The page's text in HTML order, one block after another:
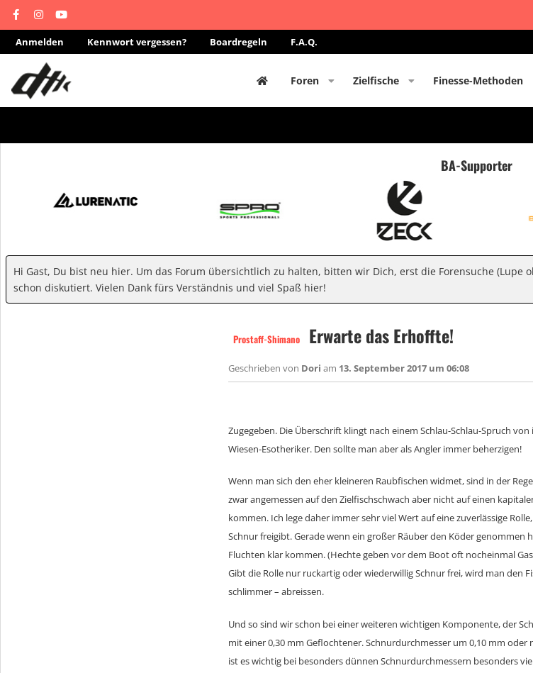
Anmelden Kennwort vergessen? Boardregeln F.A.Q.
Foren Zielfische Finesse-Methoden
BA-Supporter
Hi Gast, Du bist neu hier. Um das Forum übersichtlich zu halten, bitten wir Dich, erst die Forensuche
schon diskutiert. Vielen Dank fürs Verständnis und viel Spaß hier!
Prostaff-Shimano Erwarte das Erhoffte!
Geschrieben von Dori am 13. September 2017 um 06:08
Zugegeben. Die Überschrift klingt nach einem Schlau-Schlau-Spruch
Wiesen-Esotheriker. Den sollte man aber als Angler immer beherzigen!
Wenn man sich den eher kleineren Raubfischen widmet, sind in der
zwar angemessen auf den Zielfischschwach aber nicht auf einen
kommen. Ich lege daher immer sehr viel Wert auf eine zuverlässige
Schnur freigibt. Gerade wenn ein großer Räuber den Köder genommen
Fluchten klar kommen. (Hechte geben vor dem Boot oft nocheinmal
Gibt die Rolle nur ruckartig oder wiederwillig Schnur frei, wird man den
schlimmer – abreissen.
Und so sind wir schon bei einer weiteren wichtigen Komponente, der
mit einer 0,30 mm Geflochtener. Schnurdurchmesser um 0,10 mm oder
ist es wichtig bei besonders dünnen Schnurdurchmessern besonders